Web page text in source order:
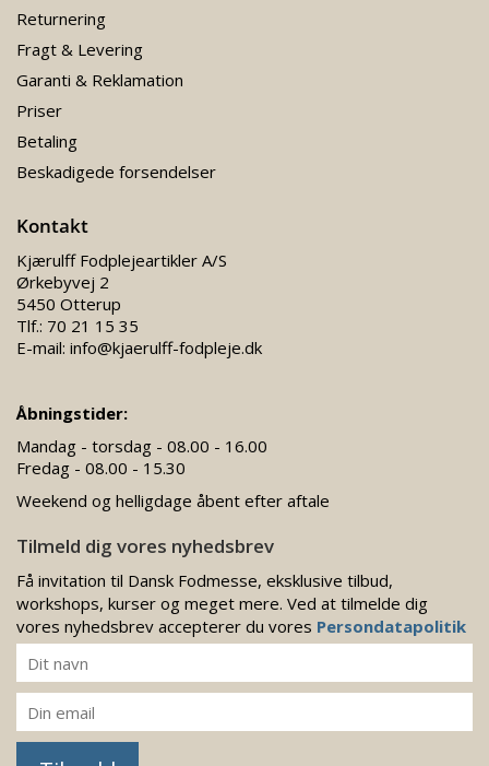
Returnering
Fragt & Levering
Garanti & Reklamation
Priser
Betaling
Beskadigede forsendelser
Kontakt
Kjærulff Fodplejeartikler A/S
Ørkebyvej 2
5450 Otterup
Tlf.: 70 21 15 35
E-mail: info@kjaerulff-fodpleje.dk
Åbningstider:
Mandag - torsdag - 08.00 - 16.00
Fredag - 08.00 - 15.30
Weekend og helligdage åbent efter aftale
Tilmeld dig vores nyhedsbrev
Få invitation til Dansk Fodmesse, eksklusive tilbud,
workshops, kurser og meget mere. Ved at tilmelde dig
vores nyhedsbrev accepterer du vores Persondatapolitik